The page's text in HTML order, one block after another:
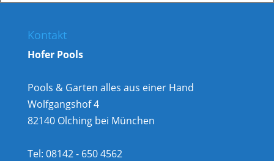
Kontakt
Hofer Pools
Pools & Garten alles aus einer Hand
Wolfgangshof 4
82140 Olching bei München
Tel: 08142 - 650 4562